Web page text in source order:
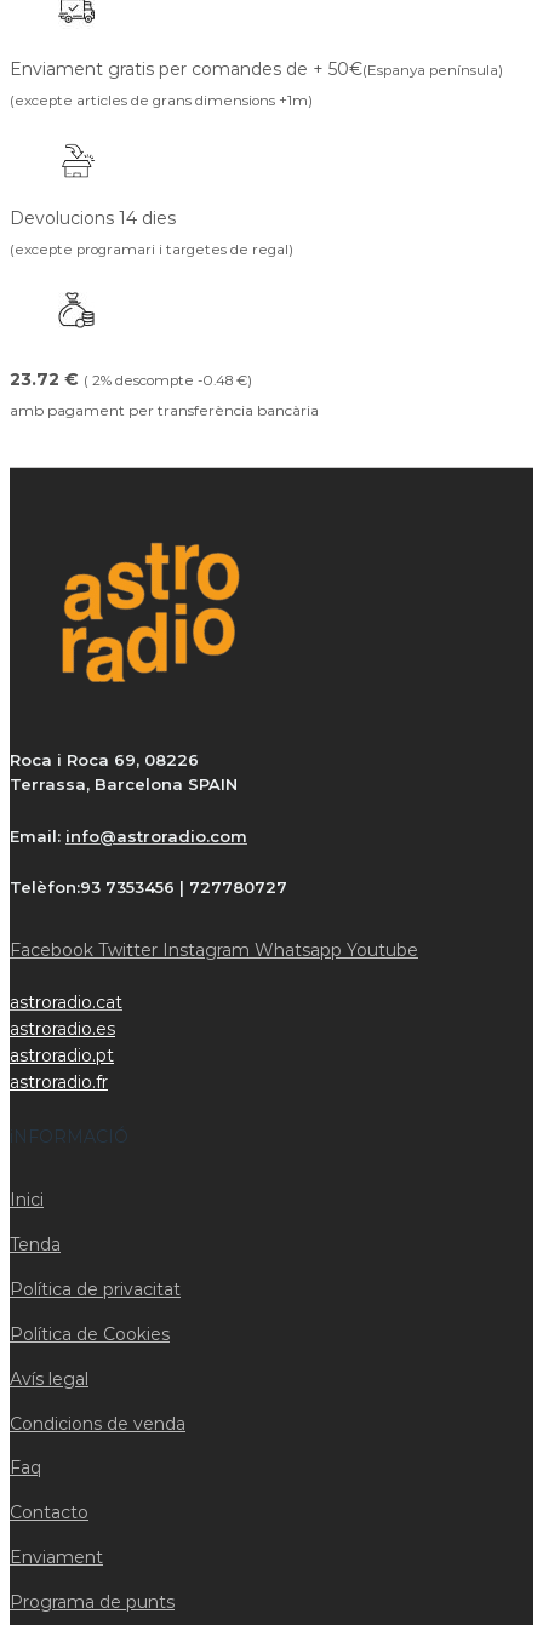
Enviament gratis per comandes de + 50€(Espanya península)
(excepte articles de grans dimensions +1m)
Devolucions 14 dies
(excepte programari i targetes de regal)
23.72 € ( 2% descompte -0.48 €)
amb pagament per transferència bancària
Roca i Roca 69, 08226
Terrassa, Barcelona SPAIN
Email: info@astroradio.com
Telèfon:93 7353456 | 727780727
Facebook Twitter Instagram Whatsapp Youtube
astroradio.cat
astroradio.es
astroradio.pt
astroradio.fr
iNFORMACIÓ
Inici
Tenda
Política de privacitat
Política de Cookies
Avís legal
Condicions de venda
Faq
Contacto
Enviament
Programa de punts